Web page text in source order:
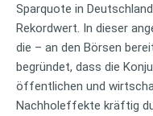
Sparquote in
Rekordwert. In dieser
die – an den Börsen
begründet, dass die
öffentlichen und
Nachholeffekte kräftig